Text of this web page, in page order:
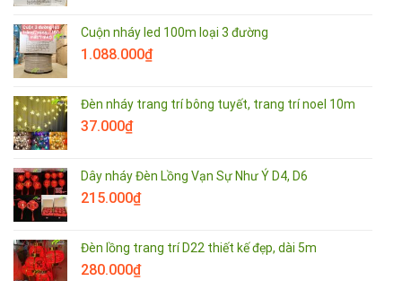
Cuộn nháy led 100m loại 3 đường
1.088.000₫
Đèn nháy trang trí bông tuyết, trang trí noel 10m
37.000₫
Dây nháy Đèn Lồng Vạn Sự Như Ý D4, D6
215.000₫
Đèn lồng trang trí D22 thiết kế đẹp, dài 5m
280.000₫